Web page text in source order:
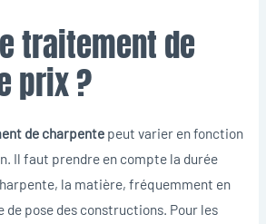
traitement de
prix ?
de charpentepeut varier en fonction
Il faut prendre en compte la durée
la matière, fréquemment en
de pose des constructions. Pour les